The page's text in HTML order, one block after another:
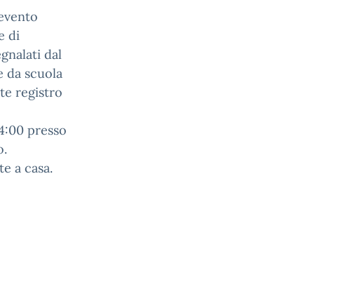
di
dal
da scuola
registro
presso
a casa.